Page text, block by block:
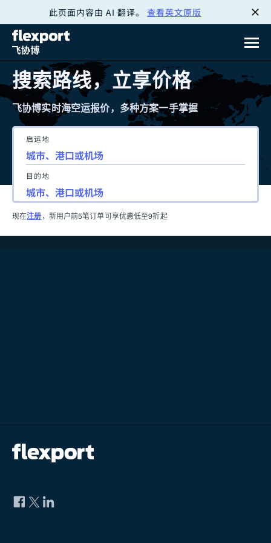
此页面内容由 AI 翻译。 查看英文原版
搜索路线，立享价格
飞协博实时海空运报价，多种方案一手掌握
启运地
目的地
现在注册 ，新用户前5笔订单可享优惠低至9折起